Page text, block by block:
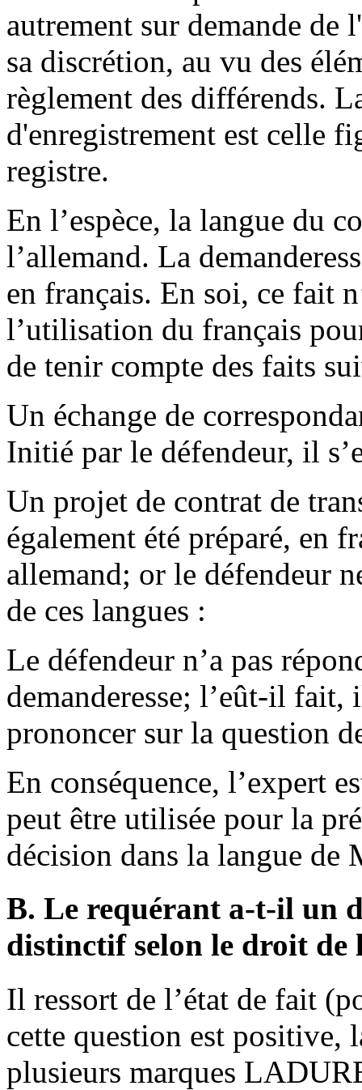
autrement sur demande de
sa discrétion, au vu des
règlement des différends.
d'enregistrement est celle
registre.
En l’espèce, la langue du
l’allemand. La
en français. En soi, ce fait
l’utilisation du français
de tenir compte des faits
Un échange de
Initié par le défendeur, il
Un projet de contrat de
également été préparé, en
allemand; or le défendeur
de ces langues :
Le défendeur n’a pas
demanderesse; l’eût-il fait,
prononcer sur la question
En conséquence, l’expert
peut être utilisée pour la
décision dans la langue de
B. Le requérant a-t-il un
distinctif selon le droit de
Il ressort de l’état de fait
cette question est positive,
plusieurs marques